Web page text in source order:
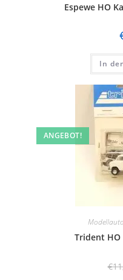
Espewe HO
In
ANGEBOT!
Trident HO
€